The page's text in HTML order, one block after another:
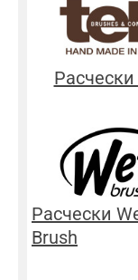
Расчески
Расчески
Brush